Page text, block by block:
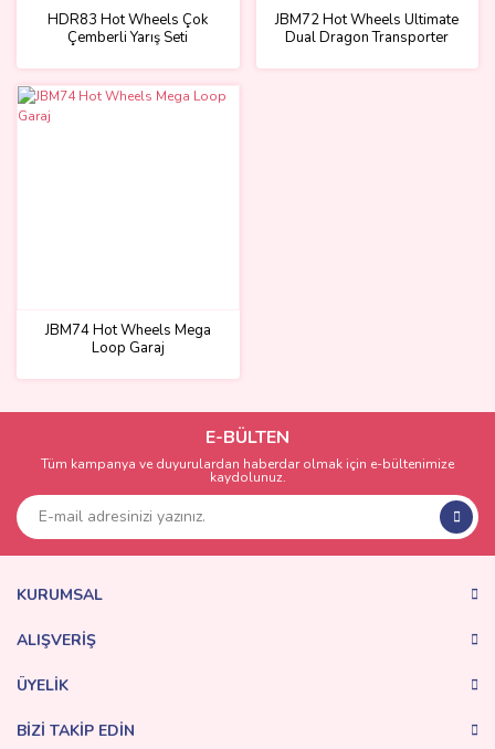
HDR83 Hot Wheels Çok
Çemberli Yarış Seti
JBM72 Hot Wheels Ultimate
Dual Dragon Transporter
JBM74 Hot Wheels Mega
Loop Garaj
E-BÜLTEN
Tüm kampanya ve duyurulardan haberdar olmak için e-bültenimize
kaydolunuz.
KURUMSAL
ALIŞVERİŞ
ÜYELİK
BİZİ TAKİP EDİN